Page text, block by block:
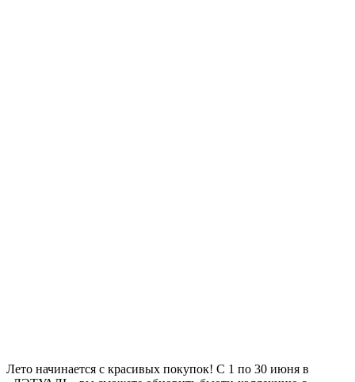
Лето начинается с красивых покупок! С 1 по 30 июня в